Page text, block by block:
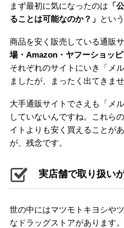
まず最初に気になったのは 「
ることは可能なのか？」
とい
商品を安く販売している通販
場・Amazon・ヤフーショッ
それぞれのサイトにいき「メ
ましたが、まったく出てきませ
大手通販サイトでさえも「メ
していないんですね。これら
イトよりも安く買えることが
が、残念です。
実店舗で取り扱い
世の中にはマツモトキヨシや
なドラッグストアがあります。